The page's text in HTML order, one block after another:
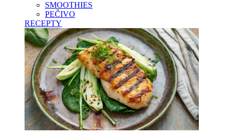
SMOOTHIES
PEČIVO
RECEPTY